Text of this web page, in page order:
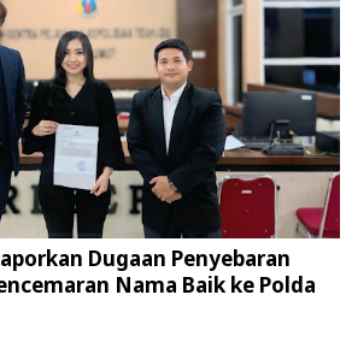
Dugaan Penyebaran
Nama Baik ke Polda